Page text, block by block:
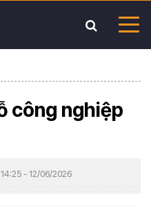
công nghiệp
14:25 - 12/06/2026